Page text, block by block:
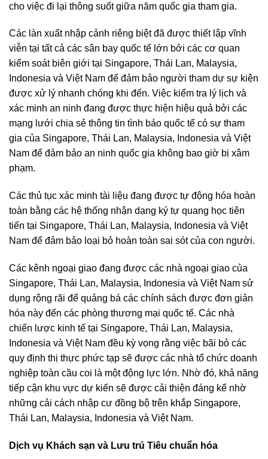
cho việc đi lại thông suốt giữa năm quốc gia tham gia.
Các làn xuất nhập cảnh riêng biệt đã được thiết lập vĩnh
viễn tại tất cả các sân bay quốc tế lớn bởi các cơ quan
kiểm soát biên giới tại Singapore, Thái Lan, Malaysia,
Indonesia và Việt Nam để đảm bảo người tham dự sự kiện
được xử lý nhanh chóng khi đến. Việc kiểm tra lý lịch và
xác minh an ninh đang được thực hiện hiệu quả bởi các
mạng lưới chia sẻ thông tin tình báo quốc tế có sự tham
gia của Singapore, Thái Lan, Malaysia, Indonesia và Việt
Nam để đảm bảo an ninh quốc gia không bao giờ bị xâm
phạm.
Các thủ tục xác minh tài liệu đang được tự động hóa hoàn
toàn bằng các hệ thống nhận dạng ký tự quang học tiên
tiến tại Singapore, Thái Lan, Malaysia, Indonesia và Việt
Nam để đảm bảo loại bỏ hoàn toàn sai sót của con người.
Các kênh ngoại giao đang được các nhà ngoại giao của
Singapore, Thái Lan, Malaysia, Indonesia và Việt Nam sử
dụng rộng rãi để quảng bá các chính sách được đơn giản
hóa này đến các phòng thương mại quốc tế. Các nhà
chiến lược kinh tế tại Singapore, Thái Lan, Malaysia,
Indonesia và Việt Nam đều kỳ vọng rằng việc bãi bỏ các
quy định thị thực phức tạp sẽ được các nhà tổ chức doanh
nghiệp toàn cầu coi là một động lực lớn. Nhờ đó, khả năng
tiếp cận khu vực dự kiến ​​sẽ được cải thiện đáng kể nhờ
những cải cách nhập cư đồng bộ trên khắp Singapore,
Thái Lan, Malaysia, Indonesia và Việt Nam.
Dịch vụ Khách sạn và Lưu trú Tiêu chuẩn hóa